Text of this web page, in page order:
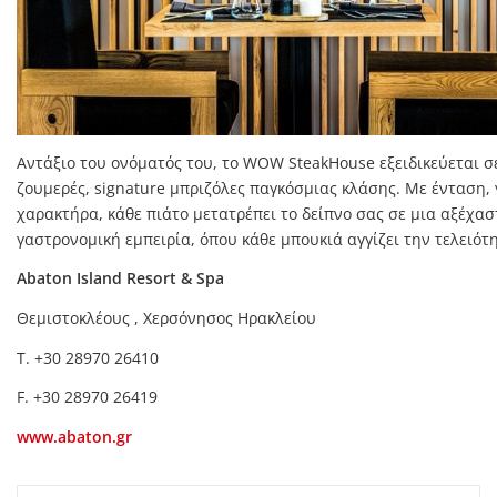
Αντάξιο του ονόματός του, το WOW SteakHouse εξειδικεύεται
ζουμερές, signature μπριζόλες παγκόσμιας κλάσης. Με ένταση,
χαρακτήρα, κάθε πιάτο μετατρέπει το δείπνο σας σε μια
γαστρονομική εμπειρία, όπου κάθε μπουκιά αγγίζει την
Abaton Island Resort & Spa
Θεμιστοκλέους , Χερσόνησος Ηρακλείου
T. +30 28970 26410
F. +30 28970 26419
www.abaton.gr